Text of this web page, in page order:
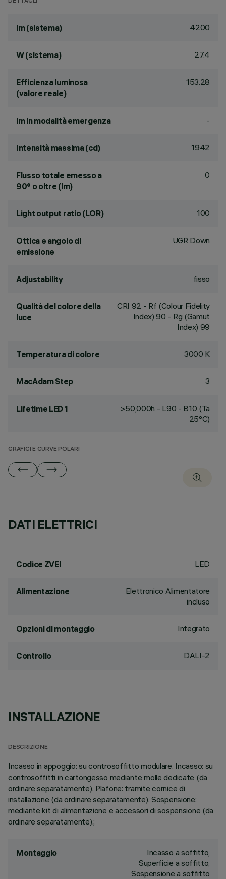
lm (sistema) 4200
W (sistema) 27.4
Efficienza luminosa
(valore reale)
153.28
lm in modalità emergenza -
Intensità massima (cd) 1942
Flusso totale emesso a
90° o oltre (lm)
0
Light output ratio (LOR) 100
Ottica e angolo di
emissione
UGR Down
Adjustability fisso
Qualità del colore della
luce
CRI 92 - Rf (Colour Fidelity
Index) 90 - Rg (Gamut
Index) 99
Temperatura di colore 3000 K
MacAdam Step 3
Lifetime LED 1
>50,000h - L90 - B10 (Ta
25°C)
GRAFICI E CURVE POLARI
DATI ELETTRICI
Codice ZVEI LED
Alimentazione
Elettronico Alimentatore
incluso
Opzioni di montaggio Integrato
Controllo DALI-2
INSTALLAZIONE
DESCRIZIONE
Incasso in appoggio: su controsoffitto modulare. Incasso: su
controsoffitti in cartongesso mediante molle dedicate (da
ordinare separatamente). Plafone: tramite cornice di
installazione (da ordinare separatamente). Sospensione:
mediante kit di alimentazione e accessori di sospensione (da
ordinare separatamente).;
Montaggio
Incasso a soffitto,
Superficie a soffitto,
Sospensione a soffitto